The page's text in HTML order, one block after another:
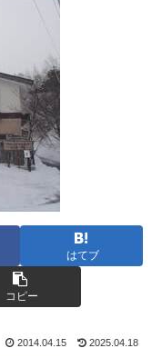
はてブ
コピー
2014.04.15 2025.04.18